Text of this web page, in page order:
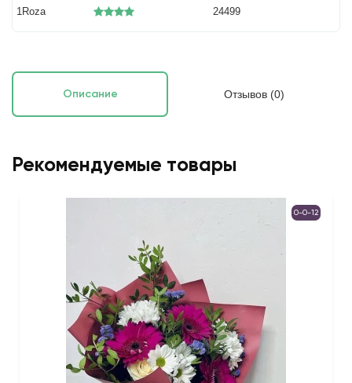
1Roza 24499
Описание Отзывов (0)
Рекомендуемые товары
0-0-12